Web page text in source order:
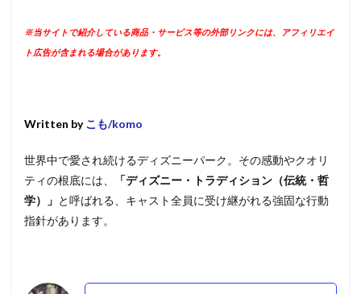
※当サイトで紹介している商品・サービス等の外部リンクには、アフィリエイ
ト広告が含まれる場合があります。
Written by こも/komo
世界中で愛され続けるディズニーパーク。その感動やクオリ
ティの根底には、
「ディズニー・トラディション（伝統・哲
学）」 と呼ばれる、キャスト全員に受け継がれる強固な行動
指針があります。